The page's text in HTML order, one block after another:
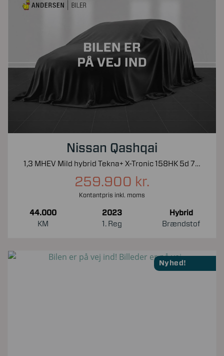
Nissan Qashqai
1,3 MHEV Mild hybrid Tekna+ X-Tronic 158HK 5d 7g Aut.
259.900 kr.
Kontantpris inkl. moms
44.000
KM
2023
1. Reg
Hybrid
Brændstof
Nyhed!